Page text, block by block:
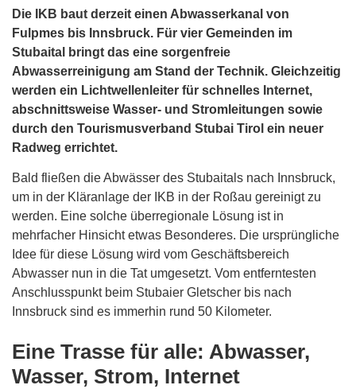
Die IKB baut derzeit einen Abwasserkanal von
Fulpmes bis Innsbruck. Für vier Gemeinden im
Stubaital bringt das eine sorgenfreie
Abwasserreinigung am Stand der Technik. Gleichzeitig
werden ein Lichtwellenleiter für schnelles Internet,
abschnittsweise Wasser- und Stromleitungen sowie
durch den Tourismusverband Stubai Tirol ein neuer
Radweg errichtet.
Bald fließen die Abwässer des Stubaitals nach Innsbruck,
um in der Kläranlage der IKB in der Roßau gereinigt zu
werden. Eine solche überregionale Lösung ist in
mehrfacher Hinsicht etwas Besonderes. Die ursprüngliche
Idee für diese Lösung wird vom Geschäftsbereich
Abwasser nun in die Tat umgesetzt. Vom entferntesten
Anschlusspunkt beim Stubaier Gletscher bis nach
Innsbruck sind es immerhin rund 50 Kilometer.
Eine Trasse für alle: Abwasser,
Wasser, Strom, Internet